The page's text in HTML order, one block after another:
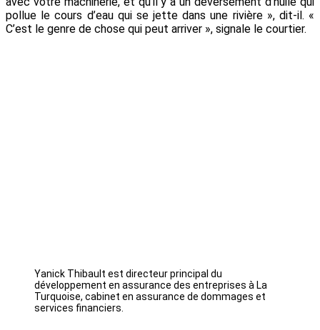
pollue le cours d’eau qui se jette dans une rivière », dit-il. «
C’est le genre de chose qui peut arriver », signale le courtier.
Yanick Thibault est directeur principal du
développement en assurance des entreprises à La
Turquoise, cabinet en assurance de dommages et
services financiers.